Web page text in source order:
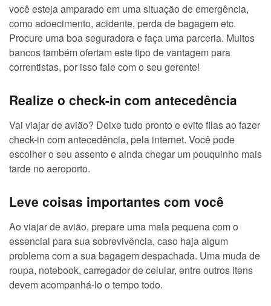
você esteja amparado em uma situação de emergência,
como adoecimento, acidente, perda de bagagem etc.
Procure uma boa seguradora e faça uma parceria. Muitos
bancos também ofertam este tipo de vantagem para
correntistas, por isso fale com o seu gerente!
Realize o check-in com antecedência
Vai viajar de avião? Deixe tudo pronto e evite filas ao fazer
check-in com antecedência, pela internet. Você pode
escolher o seu assento e ainda chegar um pouquinho mais
tarde no aeroporto.
Leve coisas importantes com você
Ao viajar de avião, prepare uma mala pequena com o
essencial para sua sobrevivência, caso haja algum
problema com a sua bagagem despachada. Uma muda de
roupa, notebook, carregador de celular, entre outros itens
devem acompanhá-lo o tempo todo.